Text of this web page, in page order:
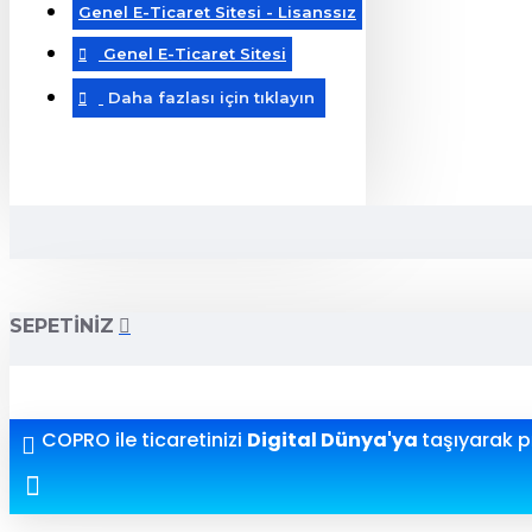
Genel E-Ticaret Sitesi - Lisanssız
Genel E-Ticaret Sitesi
Daha fazlası için tıklayın
SEPETINIZ
COPRO ile ticaretinizi Digital Dünya'ya taşıyarak